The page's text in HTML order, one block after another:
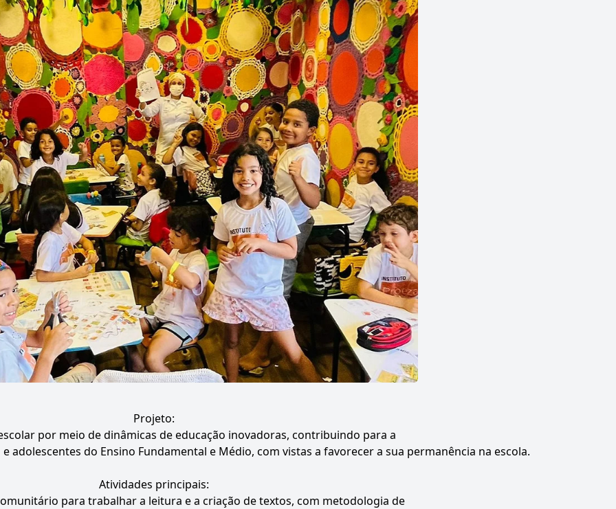
Projeto:
por meio de dinâmicas de educação inovadoras, contribuindo para a
adolescentes do Ensino Fundamental e Médio, com vistas a favorecer a sua permanência na escola.
Atividades principais:
para trabalhar a leitura e a criação de textos, com metodologia de